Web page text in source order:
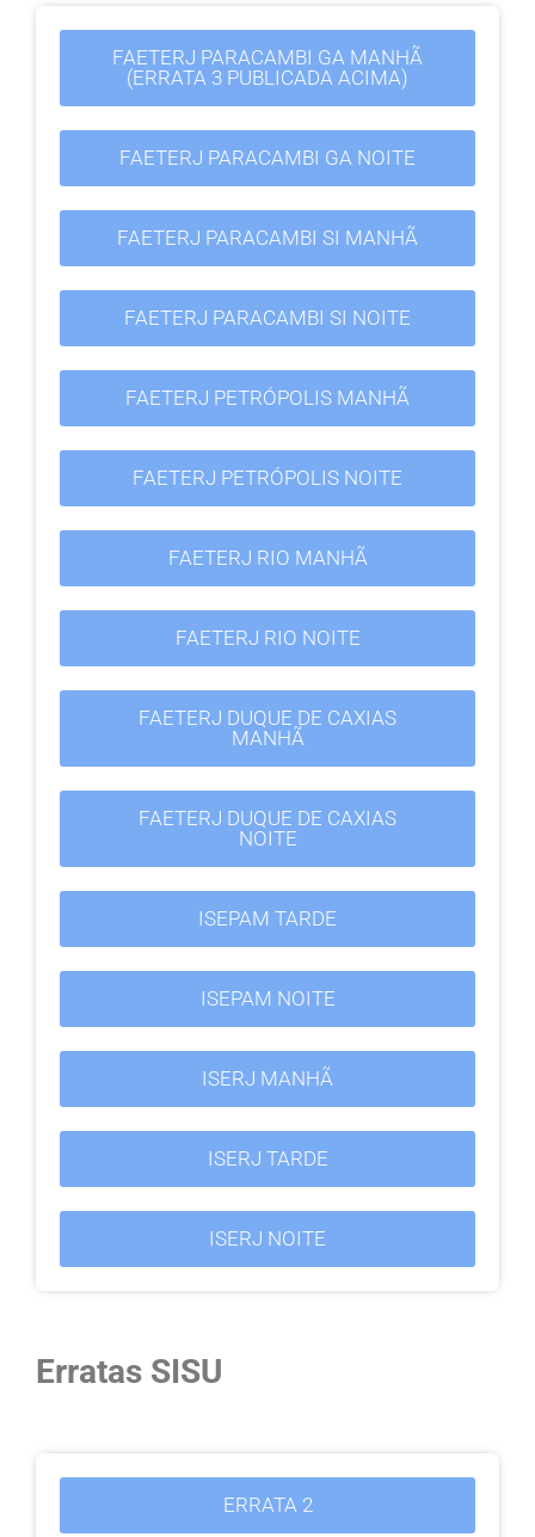
FAETERJ PARACAMBI GA MANHÃ
(ERRATA 3 PUBLICADA ACIMA)
FAETERJ PARACAMBI GA NOITE
FAETERJ PARACAMBI SI MANHÃ
FAETERJ PARACAMBI SI NOITE
FAETERJ PETRÓPOLIS MANHÃ
FAETERJ PETRÓPOLIS NOITE
FAETERJ RIO MANHÃ
FAETERJ RIO NOITE
FAETERJ DUQUE DE CAXIAS
MANHÃ
FAETERJ DUQUE DE CAXIAS
NOITE
ISEPAM TARDE
ISEPAM NOITE
ISERJ MANHÃ
ISERJ TARDE
ISERJ NOITE
Erratas SISU
ERRATA 2